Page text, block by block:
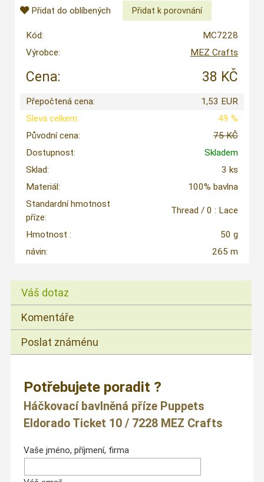
Přidat do oblíbených
Kód:
MC7228
Výrobce:
MEZ Crafts
Cena: 38 KČ
Přepočtená cena:
1,53 EUR
Sleva celkem:
49 %
Původní cena:
75 KČ
Dostupnost:
Skladem
Sklad:
3 ks
Materiál:
100% bavlna
Standardní hmotnost
příze:
Thread / 0 : Lace
Hmotnost :
50 g
návin:
265 m
Váš dotaz
Komentáře
Poslat známénu
Potřebujete poradit ?
Háčkovací bavlněná příze Puppets
Eldorado Ticket 10 / 7228 MEZ Crafts
Vaše jméno, příjmení, firma